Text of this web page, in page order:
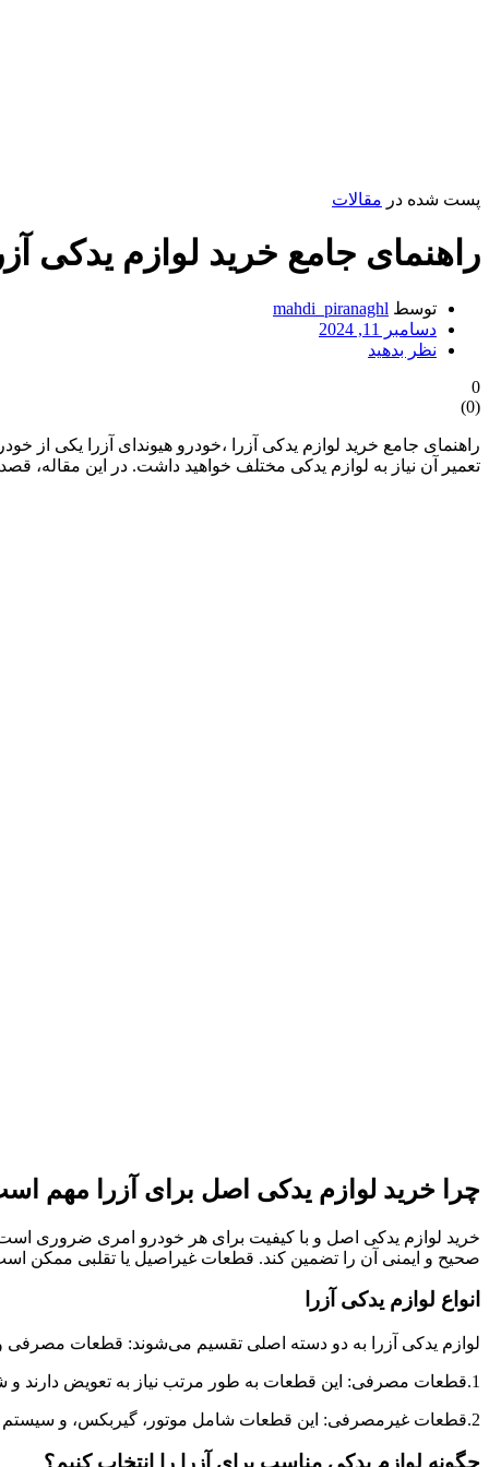
پست شده در مقالات
راهنمای جامع خرید لوازم یدکی
توسط mahdi_piranaghl
دسامبر 11, 2024
نظر بدهید
0
(
0
)
راهنمای جامع خرید لوازم یدکی آزرا ،خودرو هیوندای آزرا یکی از
تعمیر آن نیاز به لوازم یدکی مختلف خواهید داشت. در این مقاله،
چرا خرید لوازم یدکی اصل برای آزرا مهم
خرید لوازم یدکی اصل و با کیفیت برای هر خودرو امری ضروری
صحیح و ایمنی آن را تضمین کند. قطعات غیراصیل یا تقلبی ممکن
انواع لوازم یدکی آزرا
لوازم یدکی آزرا به دو دسته اصلی تقسیم می‌شوند: قطعات
1.قطعات مصرفی: این قطعات به طور مرتب نیاز به تعویض دارند و شامل لنت ترمز، فیلتر روغن، فیلتر هوا، و شمع‌ها می‌شوند. این قطعات باید به صورت دوره‌ای تعویض شوند تا عملکرد خودرو حفظ شود.
2.قطعات غیرمصرفی: این قطعات شامل موتور، گیربکس، و سیستم تعلیق می‌شوند که اگرچه کمتر نیاز به تعویض دارند، اما در صورت خرابی باید به سرعت جایگزین شوند.
چگونه لوازم یدکی مناسب برای آزرا را انتخاب کنیم؟